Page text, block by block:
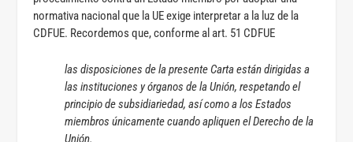
normativa nacional que la UE exige interpretar a la luz de la
CDFUE. Recordemos que, conforme al art. 51 CDFUE
las disposiciones de la presente Carta están dirigidas a
las instituciones y órganos de la Unión, respetando el
principio de subsidiariedad, así como a los Estados
miembros únicamente cuando apliquen el Derecho de la
Unión.